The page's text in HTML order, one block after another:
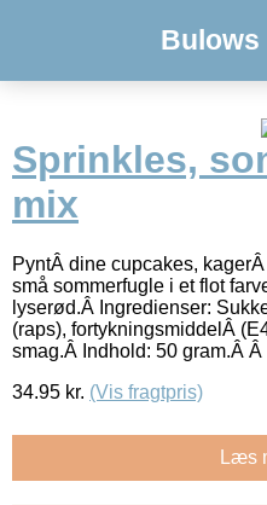
Bulows
Sprinkles,
mix
PyntÂ dine cupcakes,
små sommerfugle i et flot
lyserød.Â Ingredienser:
(raps), fortykningsmiddelÂ
smag.Â Indhold: 50 gram.Â Â
34.95 kr. (Vis fragtpris)
Læs